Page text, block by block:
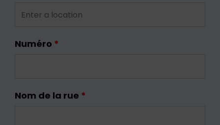
Numéro *
Nom de la rue *